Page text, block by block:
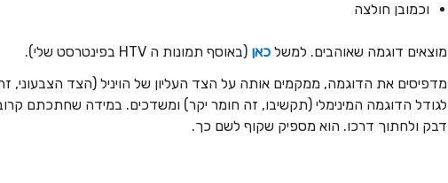
וכמובן חולצה
מוצאים דוגמה שאוהבים. למשל כאן (באוסף תמונות ה HTV בפינטרסט שלי).
מדפיסים את הדוגמה, ממקמים אותה על הצד העליון של הויניל (הצד הצבעוני,
לגודל הדוגמה המינימלי (תקשיבו, זה חומר יקר) ומשדכים. במידה שחתכתם
דבק ולחתוך דרכו. הוא מספיק שקוף לשם כך.